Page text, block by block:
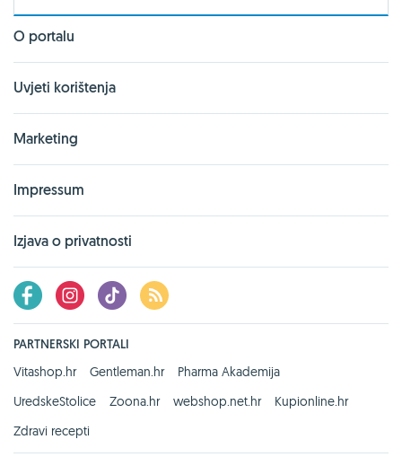
O portalu
Uvjeti korištenja
Marketing
Impressum
Izjava o privatnosti
PARTNERSKI PORTALI
Vitashop.hr
Gentleman.hr
Pharma Akademija
UredskeStolice
Zoona.hr webshop.net.hr
Kupionline.hr
Zdravi recepti